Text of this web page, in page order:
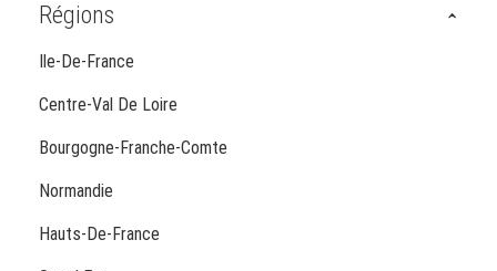
Régions
Ile-De-France
Centre-Val De Loire
Bourgogne-Franche-Comte
Normandie
Hauts-De-France